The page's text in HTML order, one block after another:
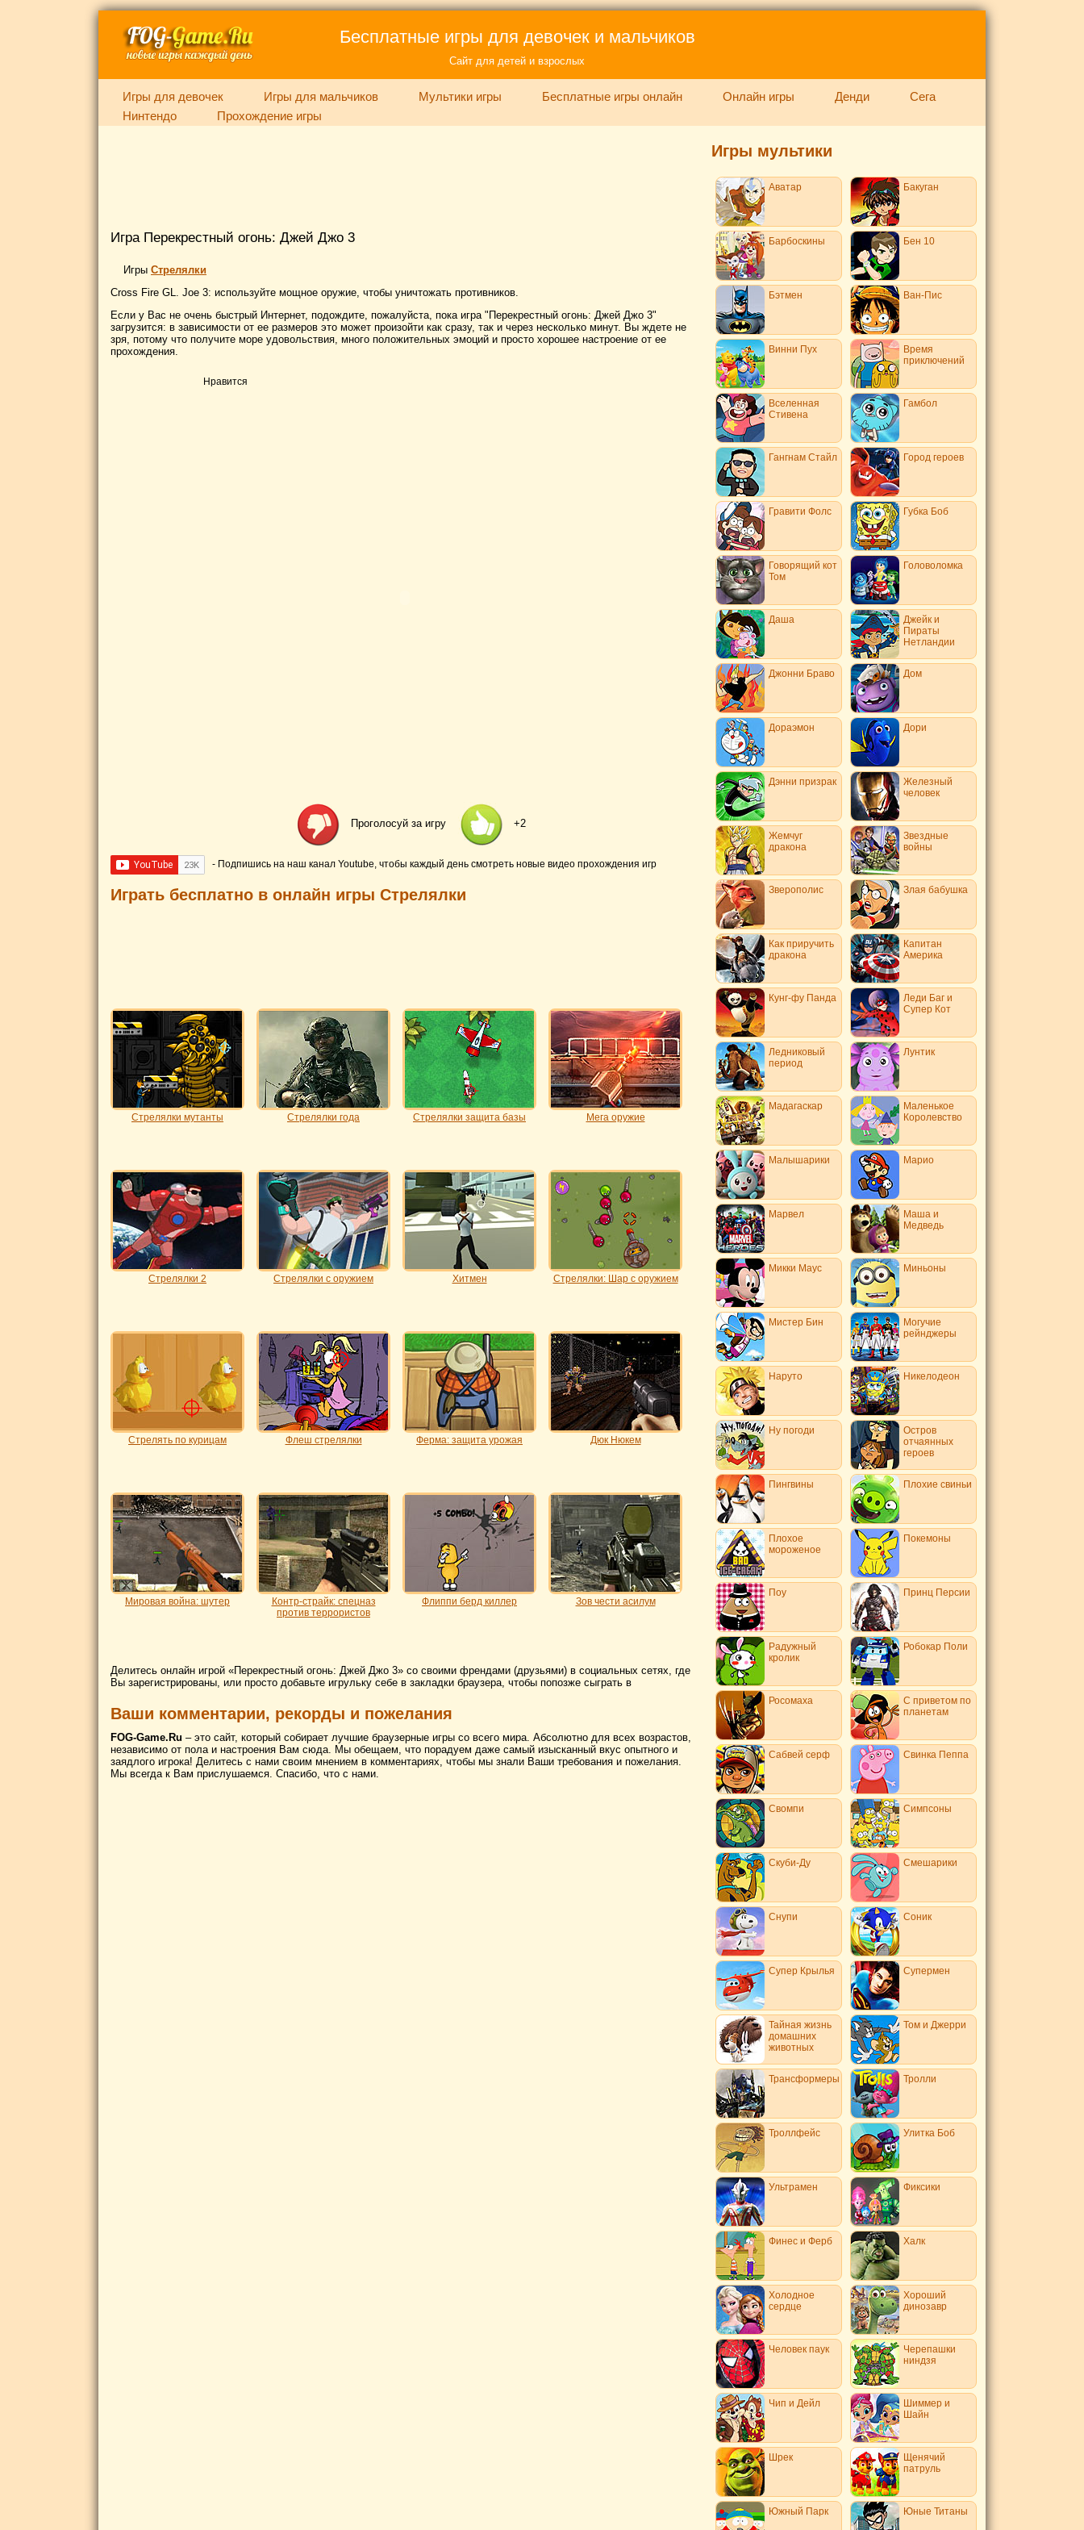
Бесплатные игры для девочек и мальчиков
Сайт для детей и взрослых
Игры для девочек Игры для мальчиков Мультики игры Бесплатные игры онлайн Онлайн игры Денди
Сега
Нинтендо
Прохождение игры
Игра Перекрестный огонь: Джей Джо 3
Игры Стрелялки
Cross Fire GL. Joe 3: используйте мощное оружие, чтобы уничтожать противников.
Если у Вас не очень быстрый Интернет, подождите, пожалуйста, пока игра "Перекрестный огонь: Джей Джо 3"
загрузится: в зависимости от ее размеров это может произойти как сразу, так и через несколько минут. Вы ждете не
зря, потому что получите море удовольствия, много положительных эмоций и просто хорошее настроение от ее
прохождения.
Нравится
Проголосуй за игру +2
- Подпишись на наш канал Youtube, чтобы каждый день смотреть новые видео прохождения игр
Играть бесплатно в онлайн игры Стрелялки
Стрелялки мутанты Стрелялки года Стрелялки защита базы Мега оружие
Стрелялки 2 Стрелялки с оружием Хитмен Стрелялки: Шар с оружием
Стрелять по курицам Флеш стрелялки Ферма: защита урожая Дюк Нюкем
Мировая война: шутер
Контр-cтрайк: спецназ
против террористов
Флиппи берд киллер Зов чести асилум
Делитесь онлайн игрой «Перекрестный огонь: Джей Джо 3» со своими френдами (друзьями) в социальных сетях, где
Вы зарегистрированы, или просто добавьте игрульку себе в закладки браузера, чтобы попозже сыграть в
Ваши комментарии, рекорды и пожелания
FOG-Game.Ru – это сайт, который собирает лучшие браузерные игры со всего мира. Абсолютно для всех возрастов,
независимо от пола и настроения Вам сюда. Мы обещаем, что порадуем даже самый изысканный вкус опытного и
заядлого игрока! Делитесь с нами своим мнением в комментариях, чтобы мы знали Ваши требования и пожелания.
Мы всегда к Вам прислушаемся. Спасибо, что с нами.
Игры мультики
Аватар Бакуган
Барбоскины Бен 10
Бэтмен Ван-Пис
Винни Пух
Время
приключений
Вселенная
Стивена
Гамбол
Гангнам Стайл Город героев
Гравити Фолс Губка Боб
Говорящий кот
Том
Головоломка
Даша
Джейк и
Пираты
Нетландии
Джонни Браво Дом
Дораэмон Дори
Дэнни призрак
Железный
человек
Жемчуг
дракона
Звездные
войны
Зверополис Злая бабушка
Как приручить
дракона
Капитан
Америка
Кунг-фу Панда
Леди Баг и
Супер Кот
Ледниковый
период
Лунтик
Мадагаскар
Маленькое
Королевство
Малышарики Марио
Марвел
Маша и
Медведь
Микки Маус Миньоны
Мистер Бин
Могучие
рейнджеры
Наруто Никелодеон
Ну погоди
Остров
отчаянных
героев
Пингвины Плохие свиньи
Плохое
мороженое
Покемоны
Поу Принц Персии
Радужный
кролик
Робокар Поли
Росомаха
С приветом по
планетам
Сабвей серф Свинка Пеппа
Свомпи Симпсоны
Скуби-Ду Смешарики
Снупи Соник
Супер Крылья Супермен
Тайная жизнь
домашних
животных
Том и Джерри
Трансформеры Тролли
Троллфейс Улитка Боб
Ультрамен Фиксики
Финес и Ферб Халк
Холодное
сердце
Хороший
динозавр
Человек паук
Черепашки
ниндзя
Чип и Дейл
Шиммер и
Шайн
Шрек
Щенячий
патруль
Южный Парк Юные Титаны